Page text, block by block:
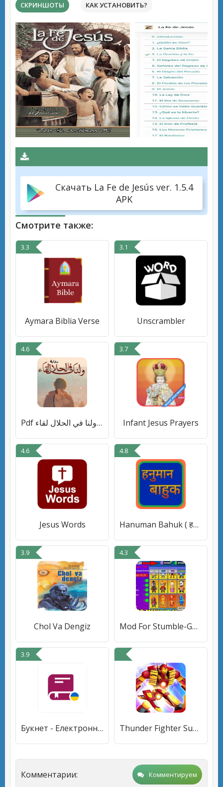
СКРИНШОТЫ КАК УСТАНОВИТЬ?
Скачать La Fe de Jesús ver. 1.5.4
APK
Смотрите также:
3.3
Aymara Biblia Verse
3.1
Unscrambler
4.6
Pdf كتاب ولنا في الحلال لقاء
3.7
Infant Jesus Prayers
4.6
Jesus Words
4.8
Hanuman Bahuk ( हनुमान बाहुक )
3.9
Chol Va Dengiz
4.3
Mod For Stumble-Guys Gem Guide
3.9
Букнет - Електронні книги Thunder Fighter Superhero
Комментарии: Комментируем